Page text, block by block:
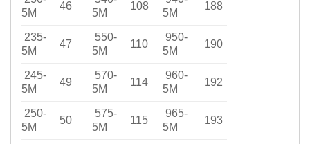
5M
46
5M
108
5M
188
235-
5M
47
550-
5M
110
950-
5M
190
245-
5M
49
570-
5M
114
960-
5M
192
250-
5M
50
575-
5M
115
965-
5M
193